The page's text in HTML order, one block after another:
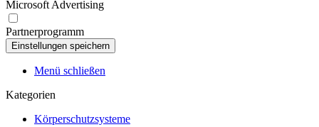
Microsoft Advertising
Partnerprogramm
Menü schließen
Kategorien
Körperschutzsysteme